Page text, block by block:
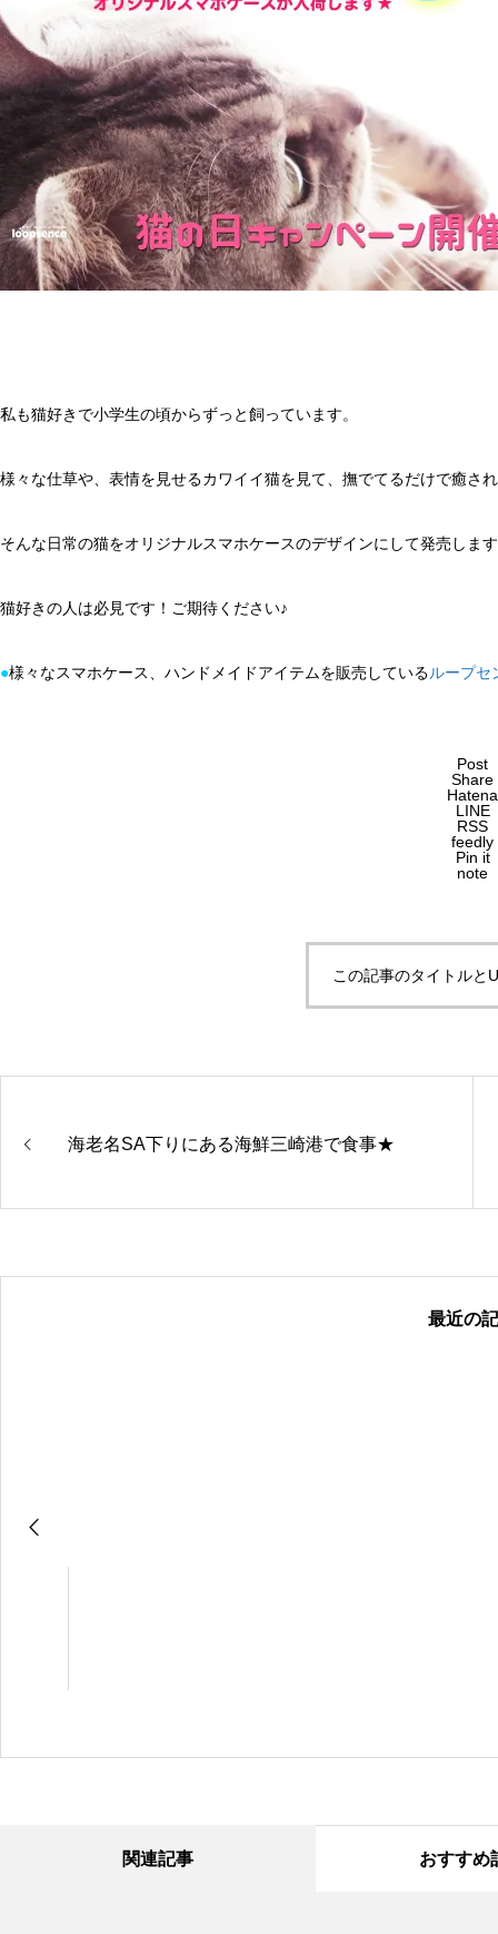
私も猫好きで小学生の頃からずっと飼っています。
様々な仕草や、表情を見せるカワイイ猫を見て、撫でてるだけで癒さ
そんな日常の猫をオリジナルスマホケースのデザインにして発売しま
猫好きの人は必見です！ご期待ください♪
●様々なスマホケース、ハンドメイドアイテムを販売しているループセ
Post
Share
Hatena
LINE
RSS
feedly
Pin it
note
この記事のタイトルと
海老名SA下りにある海鮮三崎港で食事★
最近の
関連記事 おすすめ